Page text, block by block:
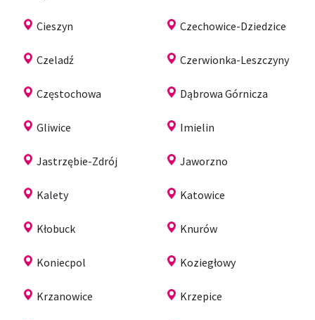
Cieszyn Czechowice-Dziedzice
Czeladź Czerwionka-Leszczyny
Częstochowa Dąbrowa Górnicza
Gliwice Imielin
Jastrzębie-Zdrój Jaworzno
Kalety Katowice
Kłobuck Knurów
Koniecpol Koziegłowy
Krzanowice Krzepice